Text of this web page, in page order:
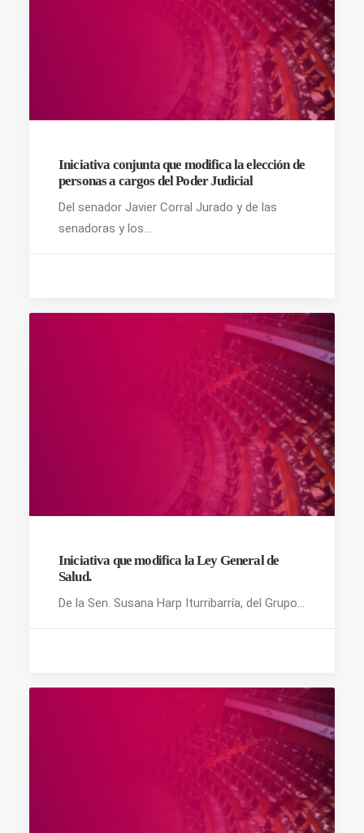
Iniciativa conjunta que modifica la elección de
personas a cargos del Poder Judicial
Del senador Javier Corral Jurado y de las
senadoras y los…
Iniciativa que modifica la Ley General de
Salud.
De la Sen. Susana Harp Iturribarría, del Grupo…